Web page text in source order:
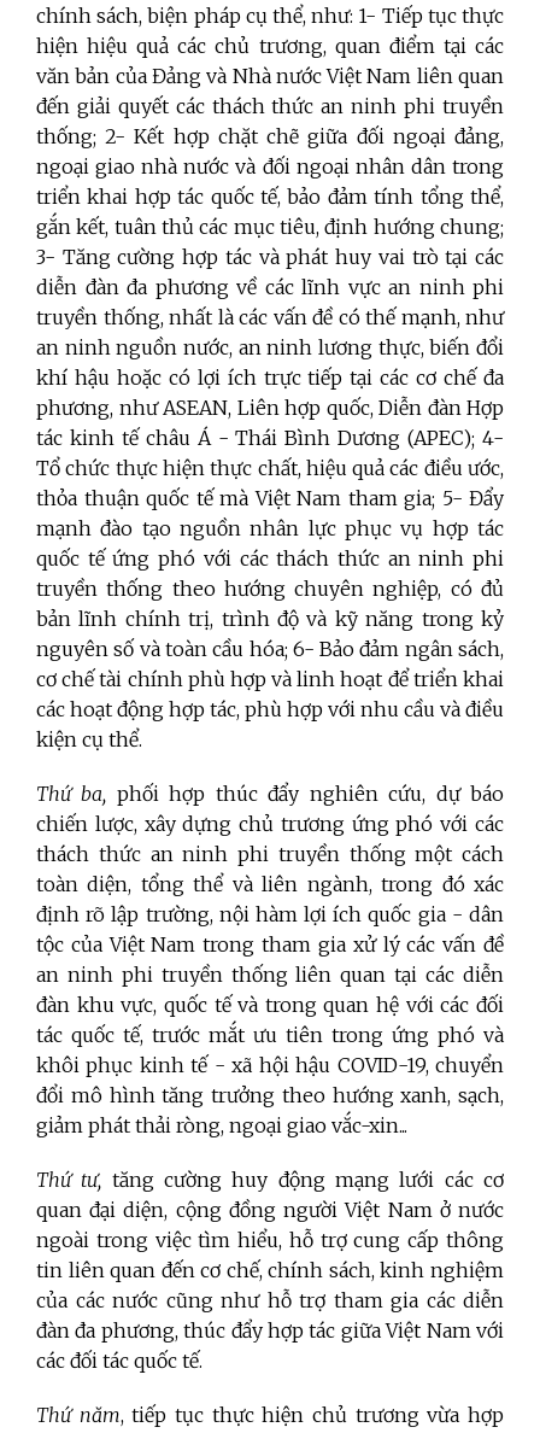
chính sách, biện pháp cụ thể, như: 1- Tiếp tục thực
hiện hiệu quả các chủ trương, quan điểm tại các
văn bản của Đảng và Nhà nước Việt Nam liên quan
đến giải quyết các thách thức an ninh phi truyền
thống; 2- Kết hợp chặt chẽ giữa đối ngoại đảng,
ngoại giao nhà nước và đối ngoại nhân dân trong
triển khai hợp tác quốc tế, bảo đảm tính tổng thể,
gắn kết, tuân thủ các mục tiêu, định hướng chung;
3- Tăng cường hợp tác và phát huy vai trò tại các
diễn đàn đa phương về các lĩnh vực an ninh phi
truyền thống, nhất là các vấn đề có thế mạnh, như
an ninh nguồn nước, an ninh lương thực, biến đổi
khí hậu hoặc có lợi ích trực tiếp tại các cơ chế đa
phương, như ASEAN, Liên hợp quốc, Diễn đàn Hợp
tác kinh tế châu Á - Thái Bình Dương (APEC); 4-
Tổ chức thực hiện thực chất, hiệu quả các điều ước,
thỏa thuận quốc tế mà Việt Nam tham gia; 5- Đẩy
mạnh đào tạo nguồn nhân lực phục vụ hợp tác
quốc tế ứng phó với các thách thức an ninh phi
truyền thống theo hướng chuyên nghiệp, có đủ
bản lĩnh chính trị, trình độ và kỹ năng trong kỷ
nguyên số và toàn cầu hóa; 6- Bảo đảm ngân sách,
cơ chế tài chính phù hợp và linh hoạt để triển khai
các hoạt động hợp tác, phù hợp với nhu cầu và điều
kiện cụ thể.
Thứ ba, phối hợp thúc đẩy nghiên cứu, dự báo
chiến lược, xây dựng chủ trương ứng phó với các
thách thức an ninh phi truyền thống một cách
toàn diện, tổng thể và liên ngành, trong đó xác
định rõ lập trường, nội hàm lợi ích quốc gia - dân
tộc của Việt Nam trong tham gia xử lý các vấn đề
an ninh phi truyền thống liên quan tại các diễn
đàn khu vực, quốc tế và trong quan hệ với các đối
tác quốc tế, trước mắt ưu tiên trong ứng phó và
khôi phục kinh tế - xã hội hậu COVID-19, chuyển
đổi mô hình tăng trưởng theo hướng xanh, sạch,
giảm phát thải ròng, ngoại giao vắc-xin...
Thứ tư, tăng cường huy động mạng lưới các cơ
quan đại diện, cộng đồng người Việt Nam ở nước
ngoài trong việc tìm hiểu, hỗ trợ cung cấp thông
tin liên quan đến cơ chế, chính sách, kinh nghiệm
của các nước cũng như hỗ trợ tham gia các diễn
đàn đa phương, thúc đẩy hợp tác giữa Việt Nam với
các đối tác quốc tế.
Thứ năm, tiếp tục thực hiện chủ trương vừa hợp